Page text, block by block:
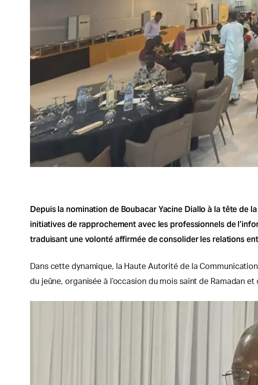
Depuis la nomination de Boubacar Yacine Diallo à la tête de
initiatives de rapprochement avec les professionnels de
traduisant une volonté affirmée de consolider les relations
Dans cette dynamique, la Haute Autorité de la
du jeûne, organisée à l’occasion du mois saint de Ramadan et